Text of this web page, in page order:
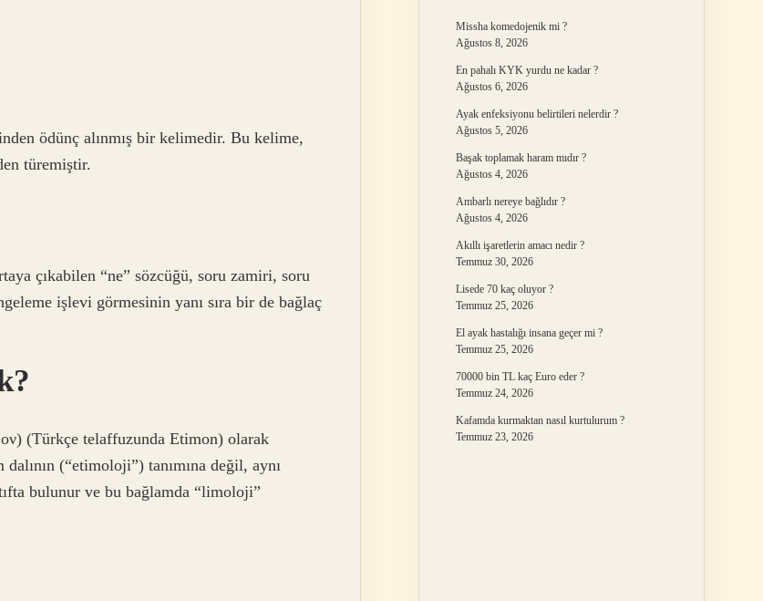
türemiştir.
çıkabilen “ne” sözcüğü, soru zamiri, soru
işlevi görmesinin yanı sıra bir de bağlaç
(Türkçe telaffuzunda Etimon) olarak
(“etimoloji”) tanımına değil, aynı
bulunur ve bu bağlamda “limoloji”
Missha komedojenik mi ?
Ağustos 8, 2026
En pahalı KYK yurdu ne kadar ?
Ağustos 6, 2026
Ayak enfeksiyonu belirtileri nelerdir ?
Ağustos 5, 2026
Başak toplamak haram mıdır ?
Ağustos 4, 2026
Ambarlı nereye bağlıdır ?
Ağustos 4, 2026
Akıllı işaretlerin amacı nedir ?
Temmuz 30, 2026
Lisede 70 kaç oluyor ?
Temmuz 25, 2026
El ayak hastalığı insana geçer mi ?
Temmuz 25, 2026
70000 bin TL kaç Euro eder ?
Temmuz 24, 2026
Kafamda kurmaktan nasıl kurtulurum ?
Temmuz 23, 2026